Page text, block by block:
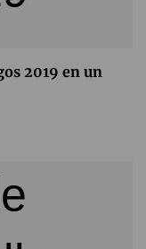
2019 en un